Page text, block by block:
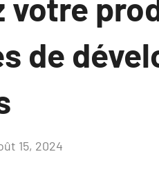
votre
de
15, 2024